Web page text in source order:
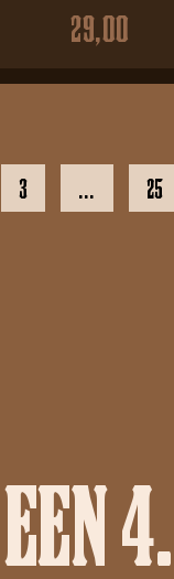
29,00
3 25